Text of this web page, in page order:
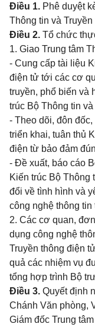
Điều 1. Phê duyệt
Thông tin và
Điều 2. Tổ chức
1. Giao Trung tâm
- Cung cấp tài liệu
điện tử tới các cơ
truyền, phổ biến và
trúc Bộ Thông tin
- Theo dõi, đôn
triển khai, tuân thủ
điện từ bảo đảm
- Đề xuất, báo cáo
Kiến trúc Bộ Thông
đổi về tình hình và
công nghệ thông tin
2. Các cơ quan,
dụng công nghệ
Truyền thông điện
quả các nhiệm vụ
tổng hợp trình Bộ
Điều 3. Quyết định
Chánh Văn phòng,
Giám đốc Trung